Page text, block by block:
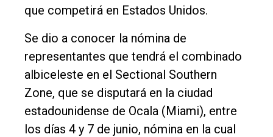
Deportes
Fúnebres
Edición
Empresa
Nosotros
Contacto
que competirá en Estados Unidos.
Se dio a conocer la nómina de
representantes que tendrá el combinado
albiceleste en el Sectional Southern
Zone, que se disputará en la ciudad
estadounidense de Ocala (Miami), entre
los días 4 y 7 de junio, nómina en la cual